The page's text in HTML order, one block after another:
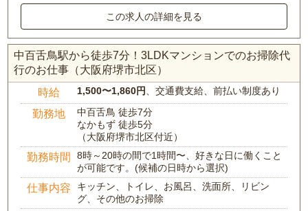
この求人の詳細を見る
中百舌鳥駅から徒歩7分！3LDKマンションでのお掃除代
行のお仕事（大阪府堺市北区）
時給 1,500〜1,860円、交通費支給、前払い制度あり
勤務地
中百舌鳥 徒歩7分
なかもず 徒歩5分
（大阪府堺市北区付近）
勤務時間
8時～20時の間で1時間〜、好きな日に働くこと
が可能です。(候補の日時から選択)
仕事内容
キッチン、トイレ、お風呂、洗面所、リビン
グ、その他のお掃除